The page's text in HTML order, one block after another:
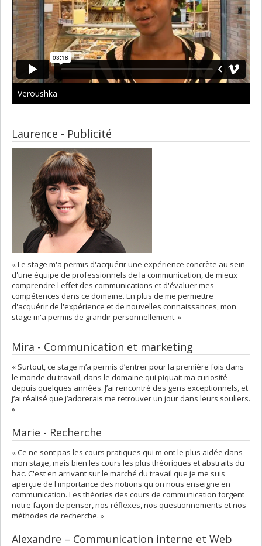
Veroushka
Laurence - Publicité
« Le stage m'a permis d'acquérir une expérience concrète au sein
d'une équipe de professionnels de la communication, de mieux
comprendre l'effet des communications et d'évaluer mes
compétences dans ce domaine. En plus de me permettre
d'acquérir de l'expérience et de nouvelles connaissances, mon
stage m'a permis de grandir personnellement. »
Mira - Communication et marketing
« Surtout, ce stage m’a permis d’entrer pour la première fois dans
le monde du travail, dans le domaine qui piquait ma curiosité
depuis quelques années. J’ai rencontré des gens exceptionnels, et
j’ai réalisé que j’adorerais me retrouver un jour dans leurs souliers.
»
Marie - Recherche
« Ce ne sont pas les cours pratiques qui m'ont le plus aidée dans
mon stage, mais bien les cours les plus théoriques et abstraits du
bac. C'est en arrivant sur le marché du travail que je me suis
aperçue de l'importance des notions qu'on nous enseigne en
communication. Les théories des cours de communication forgent
notre façon de penser, nos réflexes, nos questionnements et nos
méthodes de recherche. »
Alexandre – Communication interne et Web